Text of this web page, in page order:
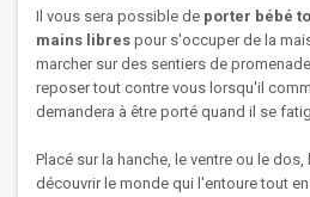
Il vous sera possible de porter bébé
mains libres pour s'occuper de la
marcher sur des sentiers de
reposer tout contre vous lorsqu'il
demandera à être porté quand il se
Placé sur la hanche, le ventre ou le
découvrir le monde qui l'entoure tout en